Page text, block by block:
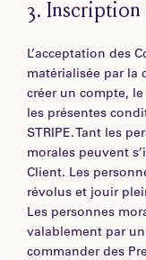
3. Inscription
L’acceptation des
matérialisée par la
créer un compte,
les présentes
STRIPE. Tant les
morales peuvent
Client. Les
révolus et jouir
Les personnes
valablement par
commander des